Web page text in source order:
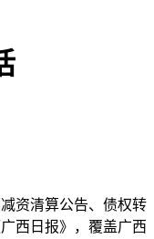
资清算公告、债权转
西日报》，覆盖广西